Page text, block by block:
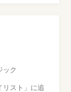
ック
リスト」に追